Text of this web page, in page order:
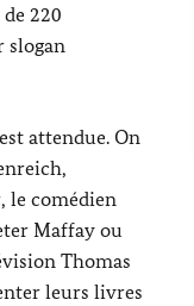
220
slogan
attendue. On
,
, le comédien
Maffayou
Thomas
leurs livres